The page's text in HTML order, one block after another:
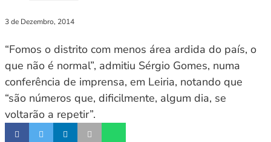
3 de Dezembro, 2014
“Fomos o distrito com menos área ardida do país, o
que não é normal”, admitiu Sérgio Gomes, numa
conferência de imprensa, em Leiria, notando que
“são números que, dificilmente, algum dia, se
voltarão a repetir”.